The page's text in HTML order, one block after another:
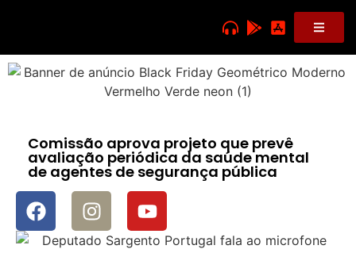
Comissão aprova projeto que prevê
avaliação periódica da saúde mental
de agentes de segurança pública